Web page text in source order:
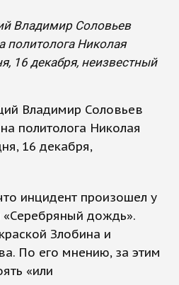
Владимир Соловьев
политолога Николая
16 декабря, неизвестный
Владимир Соловьев
политолога Николая
16 декабря,
инцидент произошел у
«Серебряный дождь».
Злобина и
По его мнению, за этим
«или